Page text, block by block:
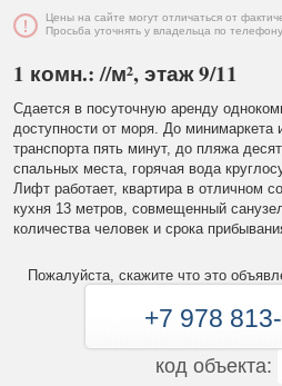
Цены на сайте могут отличаться от
Просьба уточнять у владельца по телефону
1 комн.: //м², этаж 9/11
Сдается в посуточную аренду
доступности от моря. До минимаркета
транспорта пять минут, до пляжа
спальных места, горячая вода
Лифт работает, квартира в отличном
кухня 13 метров, совмещенный
количества человек и срока
Пожалуйста, скажите что это
+7 978
код объекта: